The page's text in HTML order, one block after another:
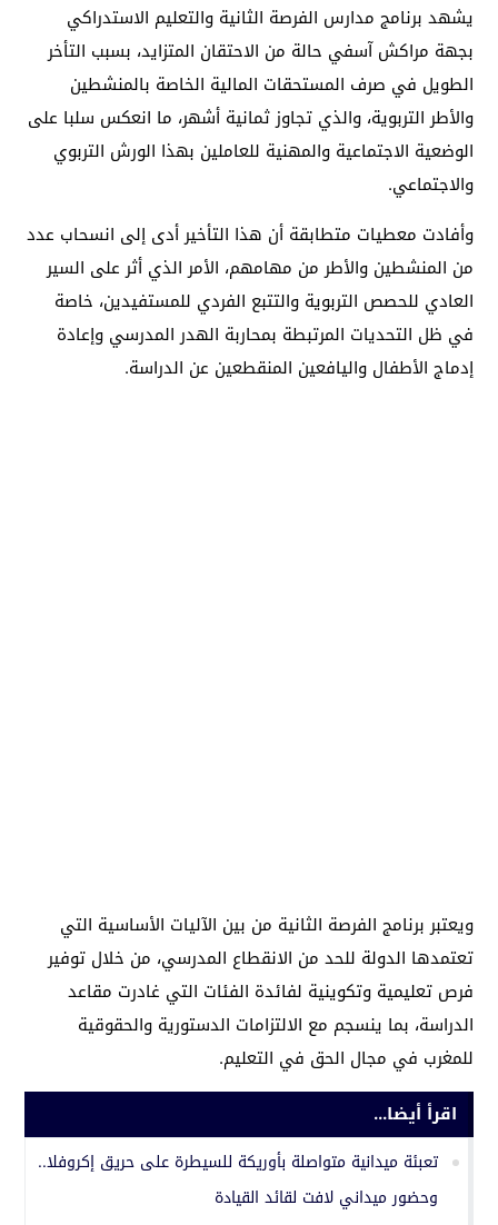
يشهد برنامج مدارس الفرصة الثانية والتعليم الاستدراكي
بجهة مراكش آسفي حالة من الاحتقان المتزايد، بسبب التأخر
الطويل في صرف المستحقات المالية الخاصة بالمنشطين
والأطر التربوية، والذي تجاوز ثمانية أشهر، ما انعكس سلبا على
الوضعية الاجتماعية والمهنية للعاملين بهذا الورش التربوي
والاجتماعي.
وأفادت معطيات متطابقة أن هذا التأخير أدى إلى انسحاب عدد
من المنشطين والأطر من مهامهم، الأمر الذي أثر على السير
العادي للحصص التربوية والتتبع الفردي للمستفيدين، خاصة
في ظل التحديات المرتبطة بمحاربة الهدر المدرسي وإعادة
إدماج الأطفال واليافعين المنقطعين عن الدراسة.
ويعتبر برنامج الفرصة الثانية من بين الآليات الأساسية التي
تعتمدها الدولة للحد من الانقطاع المدرسي، من خلال توفير
فرص تعليمية وتكوينية لفائدة الفئات التي غادرت مقاعد
الدراسة، بما ينسجم مع الالتزامات الدستورية والحقوقية
للمغرب في مجال الحق في التعليم.
اقرأ أيضا...
تعبئة ميدانية متواصلة بأوريكة للسيطرة على حريق إكروفلا..
وحضور ميداني لافت لقائد القيادة